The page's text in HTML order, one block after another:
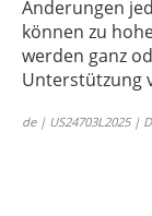
Änderungen
können zu
werden ganz
Unterstützung
de | US24703L2025 |